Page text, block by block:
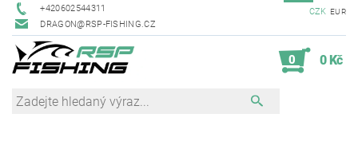
+420602544311
DRAGON@RSP-FISHING.CZ
CZK EUR
0 0 Kč